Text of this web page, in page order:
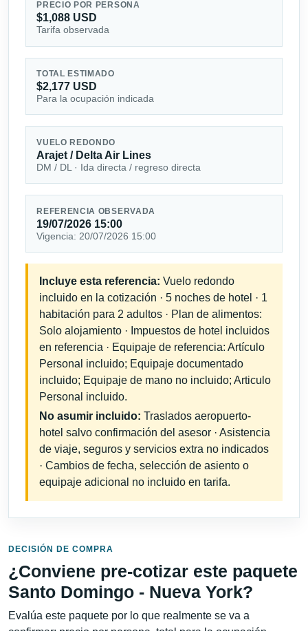
PRECIO POR PERSONA
$1,088 USD
Tarifa observada
TOTAL ESTIMADO
$2,177 USD
Para la ocupación indicada
VUELO REDONDO
Arajet / Delta Air Lines
DM / DL · Ida directa / regreso directa
REFERENCIA OBSERVADA
19/07/2026 15:00
Vigencia: 20/07/2026 15:00
Incluye esta referencia: Vuelo redondo
incluido en la cotización · 5 noches de hotel · 1
habitación para 2 adultos · Plan de alimentos:
Solo alojamiento · Impuestos de hotel incluidos
en referencia · Equipaje de referencia: Artículo
Personal incluido; Equipaje documentado
incluido; Equipaje de mano no incluido; Articulo
Personal incluido.
No asumir incluido: Traslados aeropuerto-
hotel salvo confirmación del asesor · Asistencia
de viaje, seguros y servicios extra no indicados
· Cambios de fecha, selección de asiento o
equipaje adicional no incluido en tarifa.
DECISIÓN DE COMPRA
¿Conviene pre-cotizar este paquete
Santo Domingo - Nueva York?
Evalúa este paquete por lo que realmente se va a